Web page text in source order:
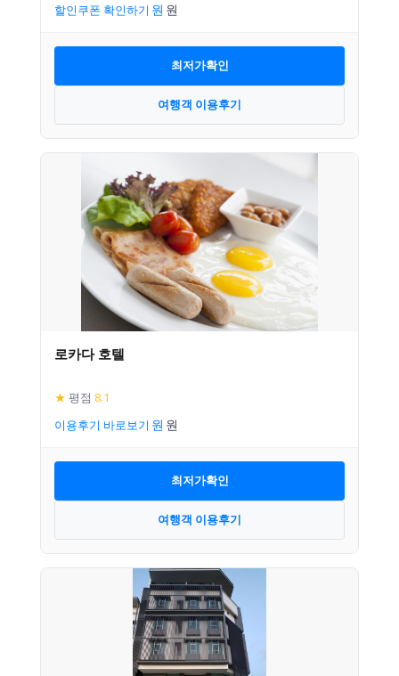
할인쿠폰 확인하기
최저가확인
여행객 이용후기
로카다 호텔
★ 평점 8.1
이용후기 바로보기
최저가확인
여행객 이용후기